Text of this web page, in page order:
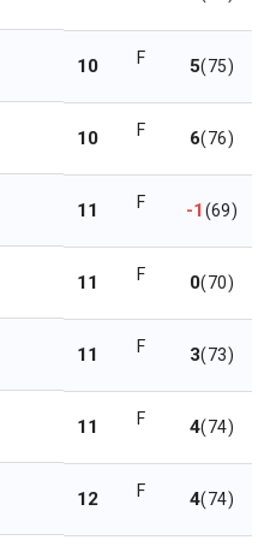
10 F 5(75)
10 F 6(76)
11 F -1(69)
11 F 0(70)
11 F 3(73)
11 F 4(74)
12 F 4(74)